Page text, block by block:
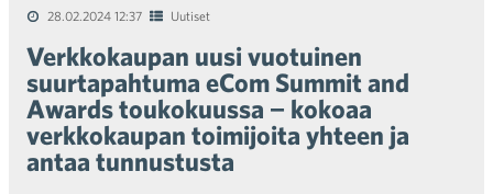
28.02.2024 12:37 Uutiset
Verkkokaupan uusi vuotuinen
suurtapahtuma eCom Summit and
Awards toukokuussa − kokoaa
verkkokaupan toimijoita yhteen ja
antaa tunnustusta